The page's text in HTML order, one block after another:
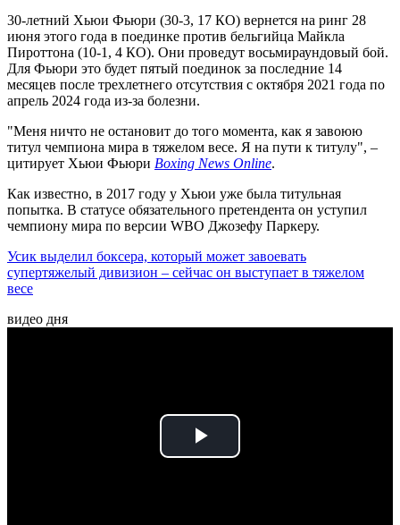
30-летний Хьюи Фьюри (30-3, 17 КО) вернется на ринг 28
июня этого года в поединке против бельгийца Майкла
Пироттона (10-1, 4 КО). Они проведут восьмираундовый бой.
Для Фьюри это будет пятый поединок за последние 14
месяцев после трехлетнего отсутствия с октября 2021 года по
апрель 2024 года из-за болезни.
"Меня ничто не остановит до того момента, как я завоюю
титул чемпиона мира в тяжелом весе. Я на пути к титулу", –
цитирует Хьюи Фьюри Boxing News Online.
Как известно, в 2017 году у Хьюи уже была титульная
попытка. В статусе обязательного претендента он уступил
чемпиону мира по версии WBO Джозефу Паркеру.
Усик выделил боксера, который может завоевать
супертяжелый дивизион – сейчас он выступает в тяжелом
весе
видео дня
Play